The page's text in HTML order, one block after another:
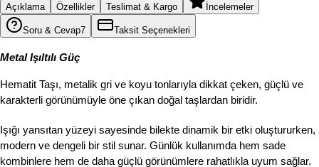
Açıklama Özellikler Teslimat & Kargo İncelemeler
Soru & Cevap7 Taksit Seçenekleri
Metal Işıltılı Güç
Hematit Taşı, metalik gri ve koyu tonlarıyla dikkat çeken, güçlü ve
karakterli görünümüyle öne çıkan doğal taşlardan biridir.
Işığı yansıtan yüzeyi sayesinde bilekte dinamik bir etki oluştururken,
modern ve dengeli bir stil sunar. Günlük kullanımda hem sade
kombinlere hem de daha güçlü görünümlere rahatlıkla uyum sağlar.